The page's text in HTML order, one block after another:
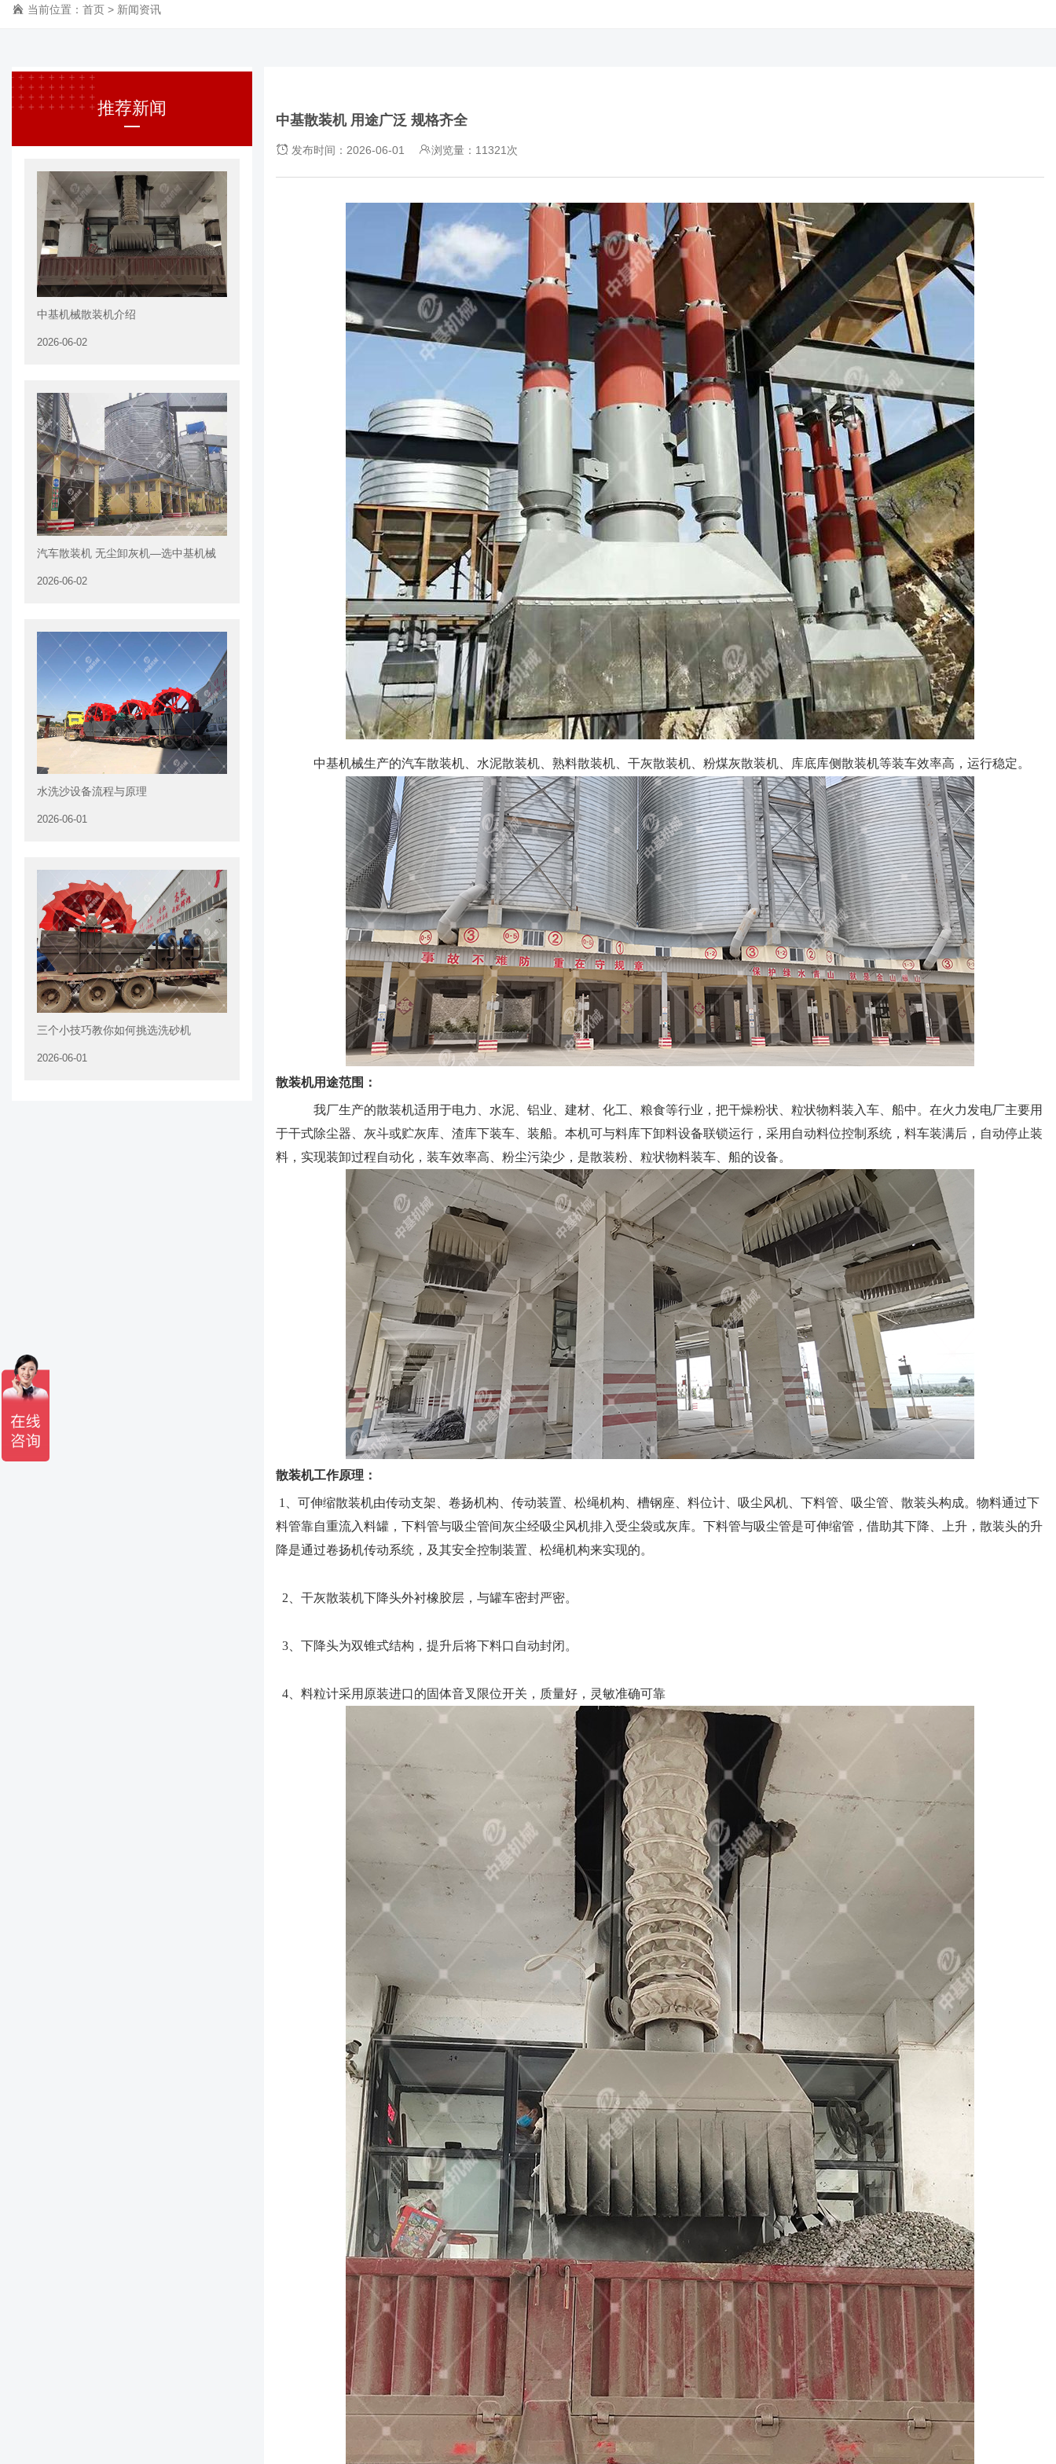
当前位置： 首页 > 新闻资讯
推荐新闻
中基机械散装机介绍
2026-06-02
汽车散装机 无尘卸灰机—选中基机械
2026-06-02
水洗沙设备流程与原理
2026-06-01
三个小技巧教你如何挑选洗砂机
2026-06-01
中基散装机 用途广泛 规格齐全
发布时间：2026-06-01 浏览量：11321次
中基机械生产的汽车散装机、水泥散装机、熟料散装机、干灰散装机、粉煤灰散装机、库底库侧散装机等装车效率高，运行稳定。
散装机用途范围：
我厂生产的散装机适用于电力、水泥、铝业、建材、化工、粮食等行业，把干燥粉状、粒状物料装入车、船中。在火力发电厂主要用
于干式除尘器、灰斗或贮灰库、渣库下装车、装船。本机可与料库下卸料设备联锁运行，采用自动料位控制系统，料车装满后，自动停止装
料，实现装卸过程自动化，装车效率高、粉尘污染少，是散装粉、粒状物料装车、船的设备。
散装机工作原理：
1、可伸缩散装机由传动支架、卷扬机构、传动装置、松绳机构、槽钢座、料位计、吸尘风机、下料管、吸尘管、散装头构成。物料通过下
料管靠自重流入料罐，下料管与吸尘管间灰尘经吸尘风机排入受尘袋或灰库。下料管与吸尘管是可伸缩管，借助其下降、上升，散装头的升
降是通过卷扬机传动系统，及其安全控制装置、松绳机构来实现的。
2、干灰散装机下降头外衬橡胶层，与罐车密封严密。
3、下降头为双锥式结构，提升后将下料口自动封闭。
4、料粒计采用原装进口的固体音叉限位开关，质量好，灵敏准确可靠